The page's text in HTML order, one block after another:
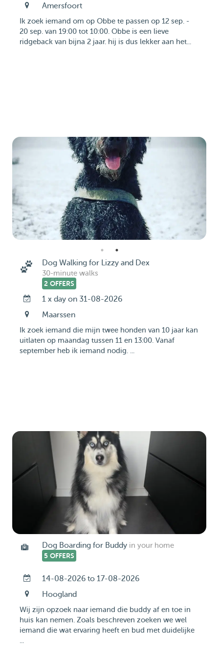
Amersfoort
Ik zoek iemand om op Obbe te passen op 12 sep. -
20 sep. van 19:00 tot 10:00. Obbe is een lieve
ridgeback van bijna 2 jaar. hij is dus lekker aan het...
Dog Walking for Lizzy and Dex
30-minute walks
2 OFFERS
1 x day on 31-08-2026
Maarssen
Ik zoek iemand die mijn twee honden van 10 jaar kan
uitlaten op maandag tussen 11 en 13:00. Vanaf
september heb ik iemand nodig. ...
Dog Boarding for Buddy in your home
5 OFFERS
14-08-2026 to 17-08-2026
Hoogland
Wij zijn opzoek naar iemand die buddy af en toe in
huis kan nemen. Zoals beschreven zoeken we wel
iemand die wat ervaring heeft en bud met duidelijke
...